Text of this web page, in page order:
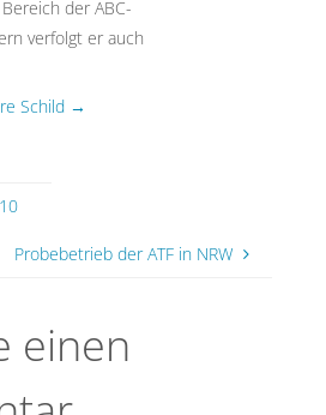
der ABC-
verfolgt er auch
Schild →
Probebetrieb der ATF in NRW
einen